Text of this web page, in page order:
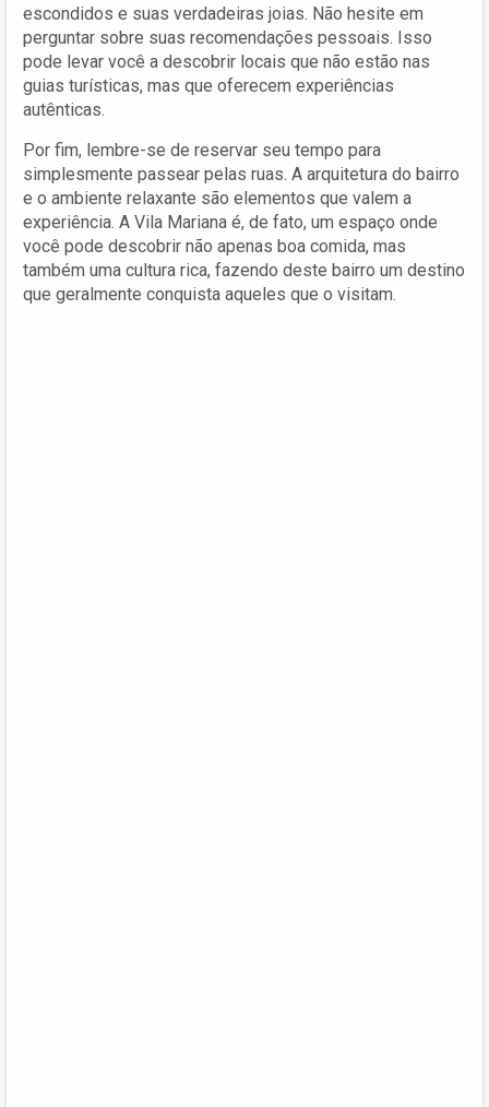
escondidos e suas verdadeiras joias. Não hesite em
perguntar sobre suas recomendações pessoais. Isso
pode levar você a descobrir locais que não estão nas
guias turísticas, mas que oferecem experiências
autênticas.
Por fim, lembre-se de reservar seu tempo para
simplesmente passear pelas ruas. A arquitetura do bairro
e o ambiente relaxante são elementos que valem a
experiência. A Vila Mariana é, de fato, um espaço onde
você pode descobrir não apenas boa comida, mas
também uma cultura rica, fazendo deste bairro um destino
que geralmente conquista aqueles que o visitam.